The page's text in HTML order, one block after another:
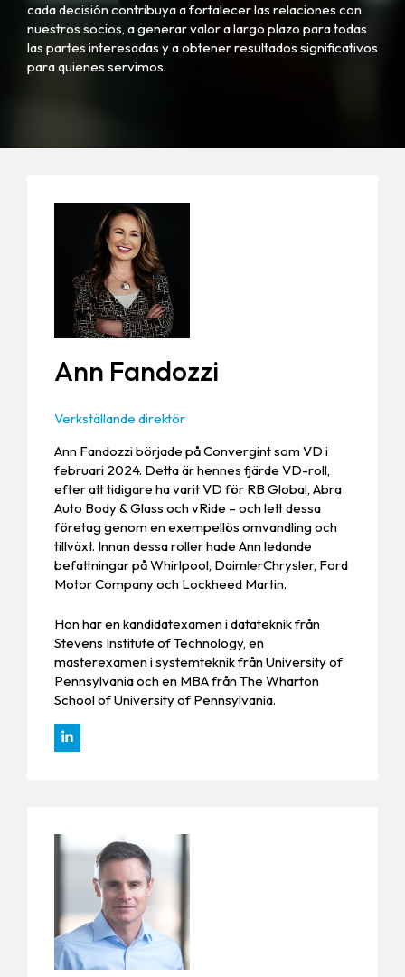
cada decisión contribuya a fortalecer las relaciones con
nuestros socios, a generar valor a largo plazo para todas
las partes interesadas y a obtener resultados significativos
para quienes servimos.
Ann Fandozzi
Verkställande direktör
Ann Fandozzi började på Convergint som VD i
februari 2024. Detta är hennes fjärde VD-roll,
efter att tidigare ha varit VD för RB Global, Abra
Auto Body & Glass och vRide – och lett dessa
företag genom en exempellös omvandling och
tillväxt. Innan dessa roller hade Ann ledande
befattningar på Whirlpool, DaimlerChrysler, Ford
Motor Company och Lockheed Martin.
Hon har en kandidatexamen i datateknik från
Stevens Institute of Technology, en
masterexamen i systemteknik från University of
Pennsylvania och en MBA från The Wharton
School of University of Pennsylvania.